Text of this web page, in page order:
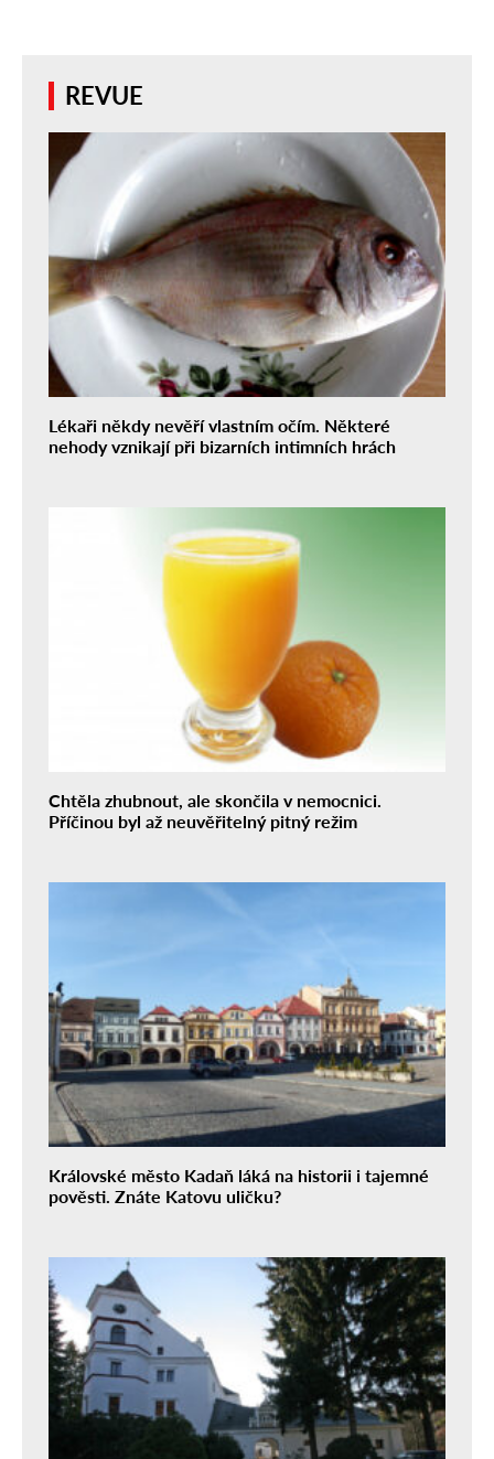
REVUE
Lékaři někdy nevěří vlastním očím. Některé
nehody vznikají při bizarních intimních hrách
Chtěla zhubnout, ale skončila v nemocnici.
Příčinou byl až neuvěřitelný pitný režim
Královské město Kadaň láká na historii i tajemné
pověsti. Znáte Katovu uličku?